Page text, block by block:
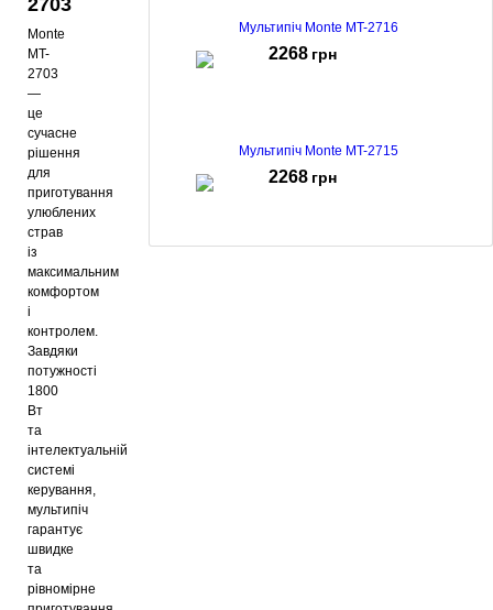
Мультипіч Monte MT-2716
2268 грн
Мультипіч Monte MT-2715
2268 грн
Monte
MT-
2703
—
це
сучасне
рішення
для
приготування
улюблених
страв
із
максимальним
комфортом
і
контролем.
Завдяки
потужності
1800
Вт
та
інтелектуальній
системі
керування,
мультипіч
гарантує
швидке
та
рівномірне